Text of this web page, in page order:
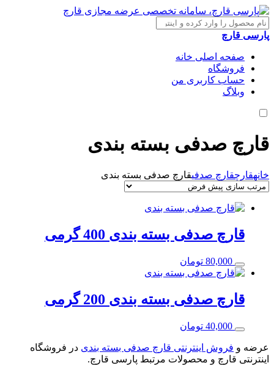
پارسی قارچ
صفحه اصلی خانه
فروشگاه
حساب کاربری من
وبلاگ
قارچ صدفی بسته بندی
خانهقارچقارچ صدفیقارچ صدفی بسته بندی
قارچ صدفی بسته بندی 400 گرمی
80,000 تومان
قارچ صدفی بسته بندی 200 گرمی
40,000 تومان
عرضه و فروش اینترنتی قارچ صدفی بسته بندی در فروشگاه
اینترنتی قارچ و محصولات مرتبط پارسی قارچ.